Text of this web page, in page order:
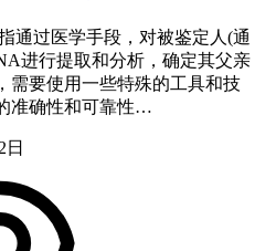
通过医学手段，对被鉴定人(通
进行提取和分析，确定其父亲
需要使用一些特殊的工具和技
准确性和可靠性…
日